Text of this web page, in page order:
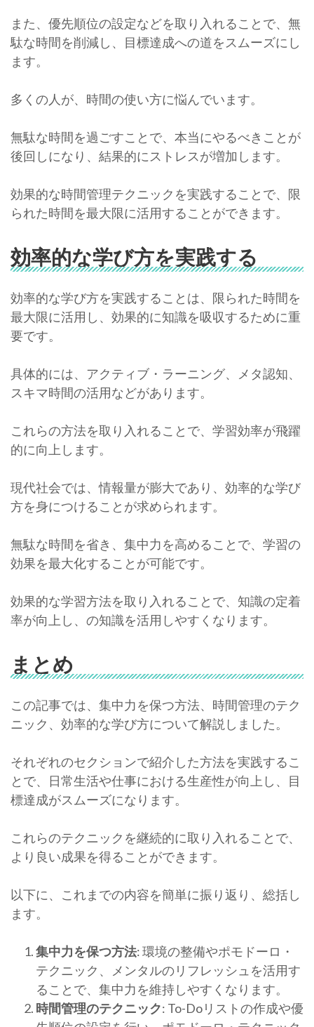
また、優先順位の設定などを取り入れることで、無
駄な時間を削減し、目標達成への道をスムーズにし
ます。
多くの人が、時間の使い方に悩んでいます。
無駄な時間を過ごすことで、本当にやるべきことが
後回しになり、結果的にストレスが増加します。
効果的な時間管理テクニックを実践することで、限
られた時間を最大限に活用することができます。
効率的な学び方を実践する
効率的な学び方を実践することは、限られた時間を
最大限に活用し、効果的に知識を吸収するために重
要です。
具体的には、アクティブ・ラーニング、メタ認知、
スキマ時間の活用などがあります。
これらの方法を取り入れることで、学習効率が飛躍
的に向上します。
現代社会では、情報量が膨大であり、効率的な学び
方を身につけることが求められます。
無駄な時間を省き、集中力を高めることで、学習の
効果を最大化することが可能です。
効果的な学習方法を取り入れることで、知識の定着
率が向上し、の知識を活用しやすくなります。
まとめ
この記事では、集中力を保つ方法、時間管理のテク
ニック、効率的な学び方について解説しました。
それぞれのセクションで紹介した方法を実践するこ
とで、日常生活や仕事における生産性が向上し、目
標達成がスムーズになります。
これらのテクニックを継続的に取り入れることで、
より良い成果を得ることができます。
以下に、これまでの内容を簡単に振り返り、総括し
ます。
集中力を保つ方法: 環境の整備やポモドーロ・
テクニック、メンタルのリフレッシュを活用す
ることで、集中力を維持しやすくなります。
時間管理のテクニック: To-Doリストの作成や優